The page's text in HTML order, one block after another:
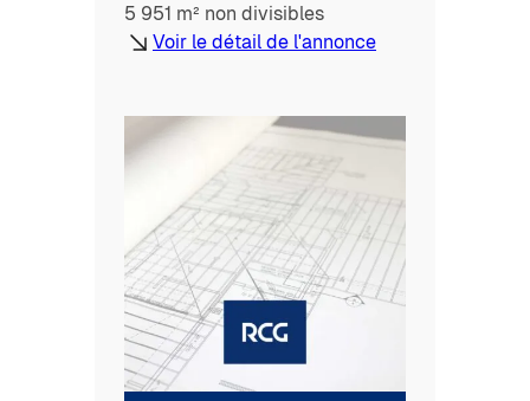
5 951 m² non divisibles
Voir le détail de l'annonce